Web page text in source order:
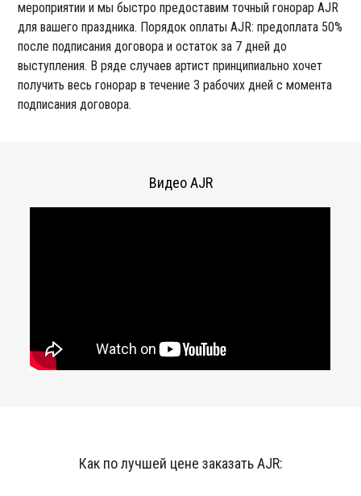
мероприятии и мы быстро предоставим точный гонорар AJR
для вашего праздника. Порядок оплаты AJR: предоплата 50%
после подписания договора и остаток за 7 дней до
выступления. В ряде случаев артист принципиально хочет
получить весь гонорар в течение 3 рабочих дней с момента
подписания договора.
Видео AJR
Как по лучшей цене заказать AJR: